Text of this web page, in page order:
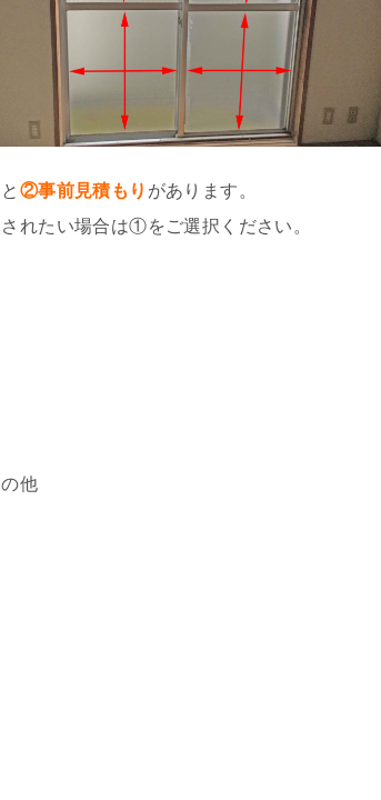
と ②事前見積もり があります。
れたい場合は①をご選択ください。
他